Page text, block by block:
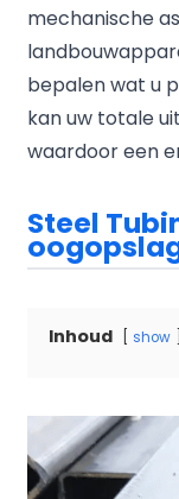
mechanische
bepalen wat u
kan uw totale
waardoor een
Steel
Inhoud show